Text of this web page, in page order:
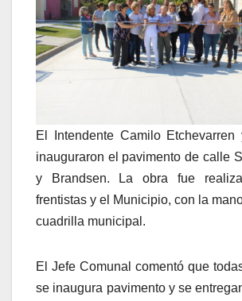
El Intendente Camilo
inauguraron el pavimento de calle
y Brandsen. La obra fue
frentistas y el Municipio, con la
cuadrilla municipal.
El Jefe Comunal comentó que
se inaugura pavimento y se